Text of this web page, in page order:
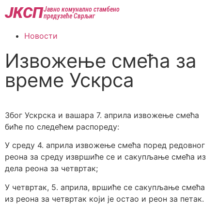
ЈКСПЈавно комунално стамбено
предузеће Сврљиг
Новости
Извожење смећа за
време Ускрса
Због Ускрска и вашара 7. априла извожење смећа
биће по следећем распореду:
У среду 4. априла извожење смећа поред редовног
реона за среду извршиће се и сакупљање смећа из
дела реона за четвртак;
У четвртак, 5. априла, вршиће се сакупљање смећа
из реона за четвртак који је остао и реон за петак.